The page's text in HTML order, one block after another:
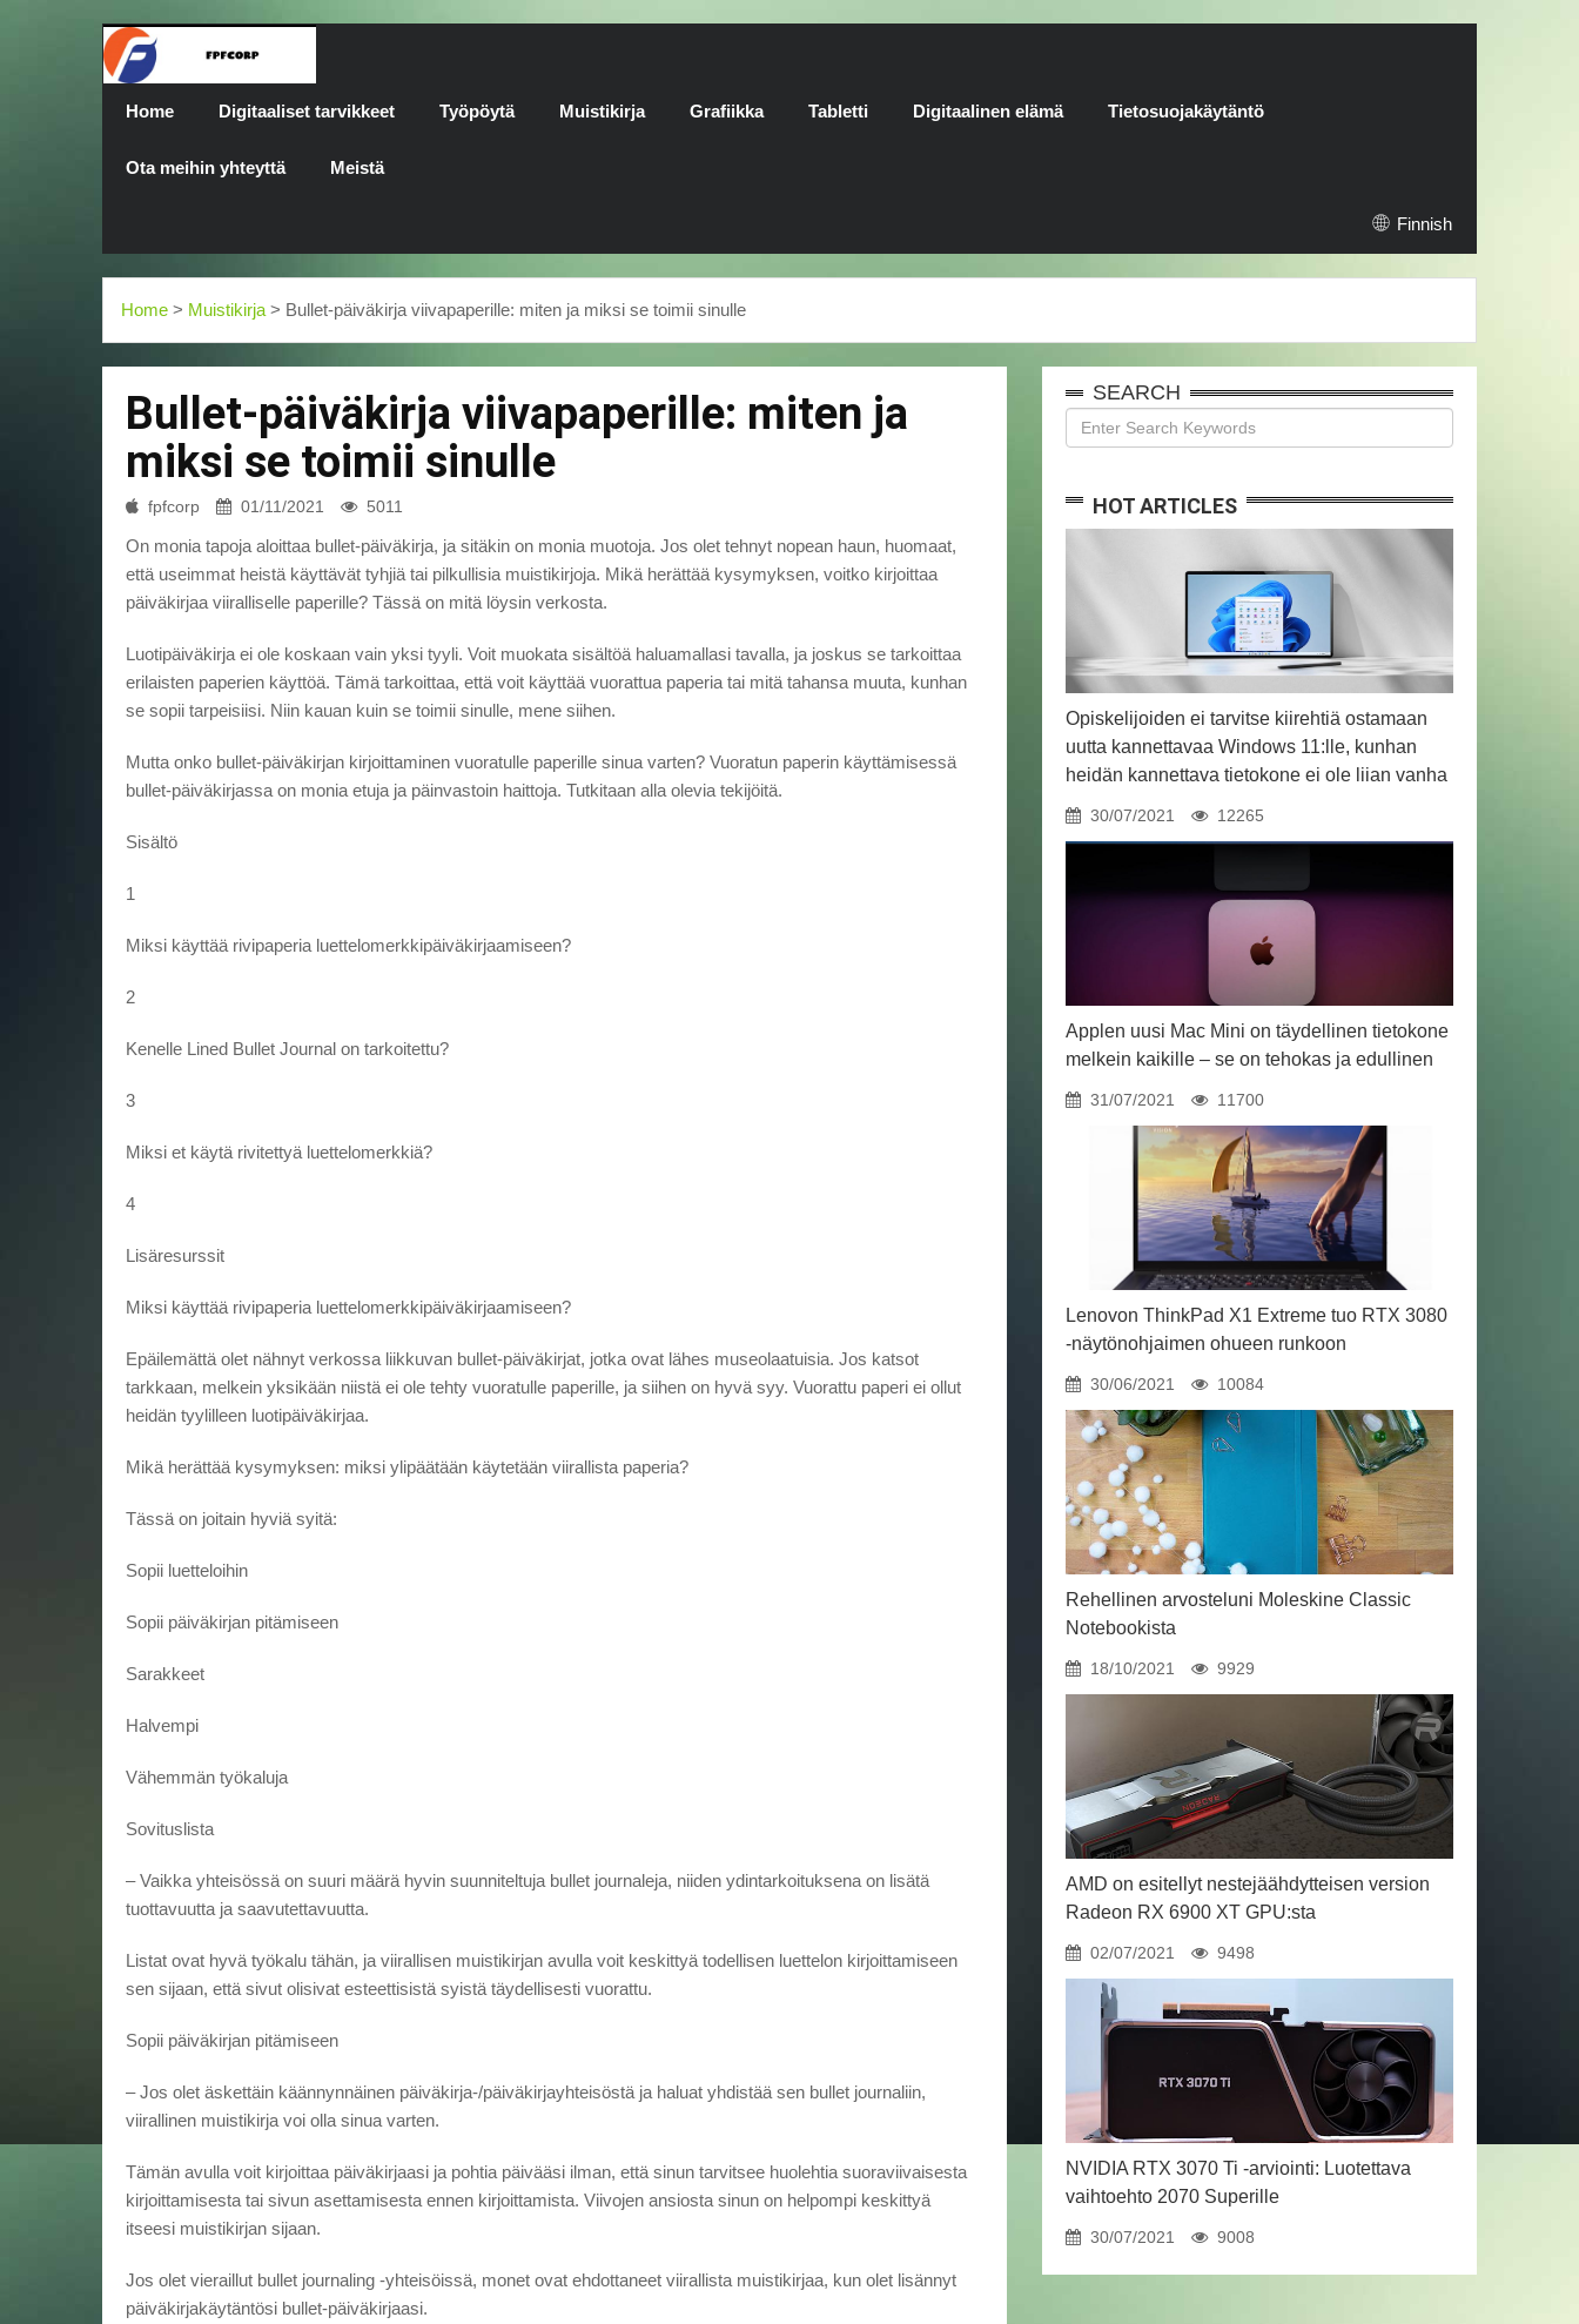
Home Digitaaliset tarvikkeet Työpöytä Muistikirja Grafiikka Tabletti Digitaalinen elämä Tietosuojakäytäntö
Ota meihin yhteyttä Meistä
Finnish
Home > Muistikirja > Bullet-päiväkirja viivapaperille: miten ja miksi se toimii sinulle
Bullet-päiväkirja viivapaperille: miten ja
miksi se toimii sinulle
fpfcorp 01/11/2021 5011
On monia tapoja aloittaa bullet-päiväkirja, ja sitäkin on monia muotoja. Jos olet tehnyt nopean haun, huomaat,
että useimmat heistä käyttävät tyhjiä tai pilkullisia muistikirjoja. Mikä herättää kysymyksen, voitko kirjoittaa
päiväkirjaa viiralliselle paperille? Tässä on mitä löysin verkosta.
Luotipäiväkirja ei ole koskaan vain yksi tyyli. Voit muokata sisältöä haluamallasi tavalla, ja joskus se tarkoittaa
erilaisten paperien käyttöä. Tämä tarkoittaa, että voit käyttää vuorattua paperia tai mitä tahansa muuta, kunhan
se sopii tarpeisiisi. Niin kauan kuin se toimii sinulle, mene siihen.
Mutta onko bullet-päiväkirjan kirjoittaminen vuoratulle paperille sinua varten? Vuoratun paperin käyttämisessä
bullet-päiväkirjassa on monia etuja ja päinvastoin haittoja. Tutkitaan alla olevia tekijöitä.
Sisältö
1
Miksi käyttää rivipaperia luettelomerkkipäiväkirjaamiseen?
2
Kenelle Lined Bullet Journal on tarkoitettu?
3
Miksi et käytä rivitettyä luettelomerkkiä?
4
Lisäresurssit
Miksi käyttää rivipaperia luettelomerkkipäiväkirjaamiseen?
Epäilemättä olet nähnyt verkossa liikkuvan bullet-päiväkirjat, jotka ovat lähes museolaatuisia. Jos katsot
tarkkaan, melkein yksikään niistä ei ole tehty vuoratulle paperille, ja siihen on hyvä syy. Vuorattu paperi ei ollut
heidän tyylilleen luotipäiväkirjaa.
Mikä herättää kysymyksen: miksi ylipäätään käytetään viirallista paperia?
Tässä on joitain hyviä syitä:
Sopii luetteloihin
Sopii päiväkirjan pitämiseen
Sarakkeet
Halvempi
Vähemmän työkaluja
Sovituslista
– Vaikka yhteisössä on suuri määrä hyvin suunniteltuja bullet journaleja, niiden ydintarkoituksena on lisätä
tuottavuutta ja saavutettavuutta.
Listat ovat hyvä työkalu tähän, ja viirallisen muistikirjan avulla voit keskittyä todellisen luettelon kirjoittamiseen
sen sijaan, että sivut olisivat esteettisistä syistä täydellisesti vuorattu.
Sopii päiväkirjan pitämiseen
– Jos olet äskettäin käännynnäinen päiväkirja-/päiväkirjayhteisöstä ja haluat yhdistää sen bullet journaliin,
viirallinen muistikirja voi olla sinua varten.
Tämän avulla voit kirjoittaa päiväkirjaasi ja pohtia päivääsi ilman, että sinun tarvitsee huolehtia suoraviivaisesta
kirjoittamisesta tai sivun asettamisesta ennen kirjoittamista. Viivojen ansiosta sinun on helpompi keskittyä
itseesi muistikirjan sijaan.
Jos olet vieraillut bullet journaling -yhteisöissä, monet ovat ehdottaneet viirallista muistikirjaa, kun olet lisännyt
päiväkirjakäytäntösi bullet-päiväkirjaasi.
SEARCH
HOT ARTICLES
Opiskelijoiden ei tarvitse kiirehtiä ostamaan
uutta kannettavaa Windows 11:lle, kunhan
heidän kannettava tietokone ei ole liian vanha
30/07/2021 12265
Applen uusi Mac Mini on täydellinen tietokone
melkein kaikille – se on tehokas ja edullinen
31/07/2021 11700
Lenovon ThinkPad X1 Extreme tuo RTX 3080
-näytönohjaimen ohueen runkoon
30/06/2021 10084
Rehellinen arvosteluni Moleskine Classic
Notebookista
18/10/2021 9929
AMD on esitellyt nestejäähdytteisen version
Radeon RX 6900 XT GPU:sta
02/07/2021 9498
NVIDIA RTX 3070 Ti -arviointi: Luotettava
vaihtoehto 2070 Superille
30/07/2021 9008